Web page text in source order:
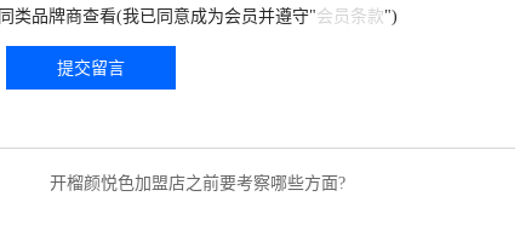
同类品牌商查看(我已同意成为会员并遵守"会员条款")
提交留言
开榴颜悦色加盟店之前要考察哪些方面?